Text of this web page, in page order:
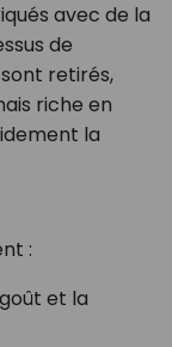
avec de la
de
retirés,
riche en
la
:
et la